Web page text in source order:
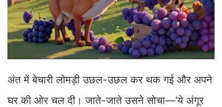
अंत में बेचारी लोमड़ी उछल-उछल कर थक गई और अपने
घर की ओर चल दी। जाते-जाते उसने सोचा—‘ये अंगूर